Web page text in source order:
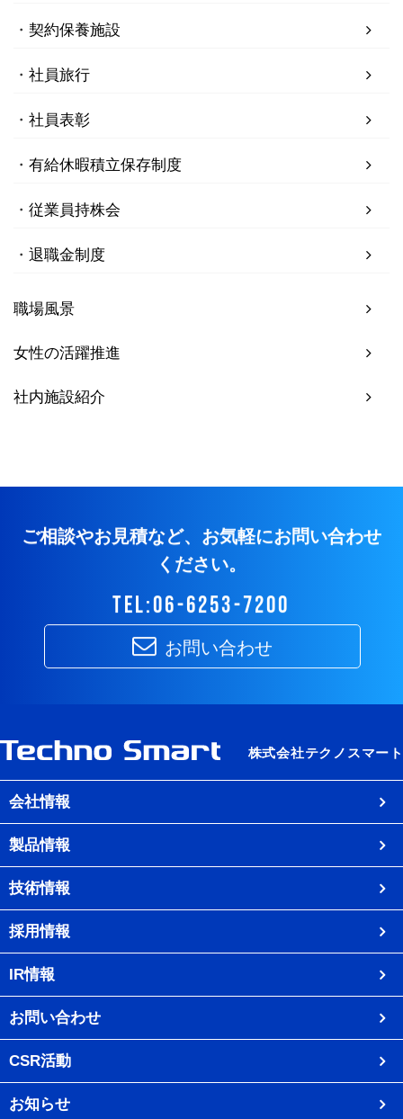
契約保養施設
社員旅行
社員表彰
有給休暇積立保存制度
従業員持株会
退職金制度
職場風景
女性の活躍推進
社内施設紹介
ご相談やお見積など、お気軽にお問い合わせ
ください。
tel:06-6253-7200
お問い合わせ
会社情報
製品情報
技術情報
採用情報
IR情報
お問い合わせ
CSR活動
お知らせ